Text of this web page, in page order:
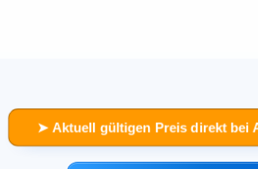
➤ Aktuell gültigen Preis direkt bei